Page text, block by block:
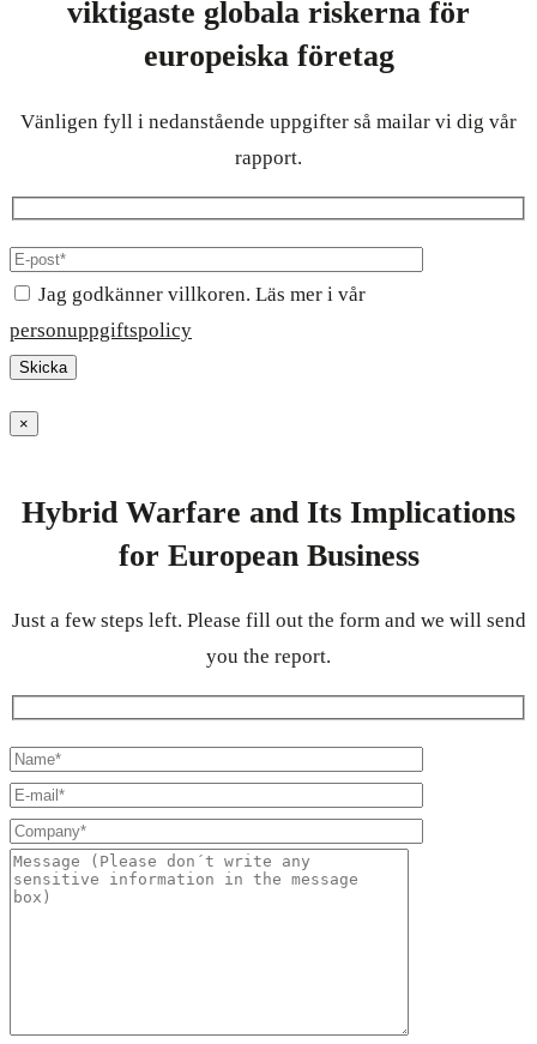
viktigaste globala riskerna för
europeiska företag
Vänligen fyll i nedanstående uppgifter så mailar vi dig vår
rapport.
Jag godkänner villkoren. Läs mer i vår
personuppgiftspolicy
×
Hybrid Warfare and Its Implications
for European Business
Just a few steps left. Please fill out the form and we will send
you the report.